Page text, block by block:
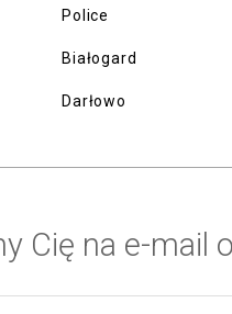
Police
Białogard
Darłowo
Cię na e-mail o